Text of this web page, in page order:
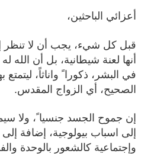
أعزائي الباحثين،
قبل كل شيء، يجب أن لا تنظر
أنها لعنة شيطانية، بل أن الله
في البشر، ذكورا ً واناثاً،
الصحيح، أي الزواج المقدس.
إن جموح الجسد جنسيا ً، ولا
إلى اسباب بيولوجية، إضافة
وإجتماعية كالشعور بالوحدة